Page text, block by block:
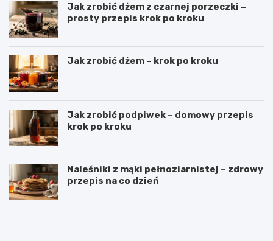
Jak zrobić dżem z czarnej porzeczki –
prosty przepis krok po kroku
Jak zrobić dżem – krok po kroku
Jak zrobić podpiwek – domowy przepis
krok po kroku
Naleśniki z mąki pełnoziarnistej – zdrowy
przepis na co dzień